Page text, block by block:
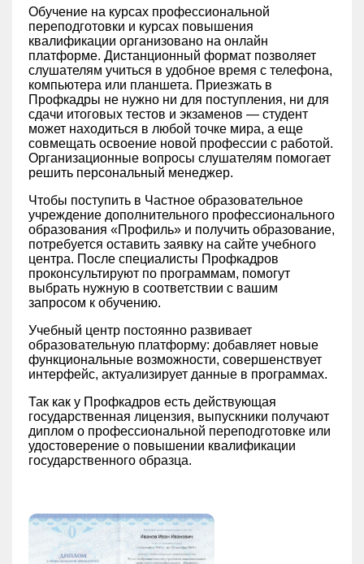
Обучение на курсах профессиональной
переподготовки и курсах повышения
квалификации организовано на онлайн
платформе. Дистанционный формат позволяет
слушателям учиться в удобное время с телефона,
компьютера или планшета. Приезжать в
Профкадры не нужно ни для поступления, ни для
сдачи итоговых тестов и экзаменов — студент
может находиться в любой точке мира, а еще
совмещать освоение новой профессии с работой.
Организационные вопросы слушателям помогает
решить персональный менеджер.
Чтобы поступить в Частное образовательное
учреждение дополнительного профессионального
образования «‎Профиль» и получить образование,
потребуется оставить заявку на сайте учебного
центра. После специалисты Профкадров
проконсультируют по программам, помогут
выбрать нужную в соответствии с вашим
запросом к обучению.
Учебный центр постоянно развивает
образовательную платформу: добавляет новые
функциональные возможности, совершенствует
интерфейс, актуализирует данные в программах.
Так как у Профкадров есть действующая
государственная лицензия, выпускники получают
диплом о профессиональной переподготовке или
удостоверение о повышении квалификации
государственного образца.